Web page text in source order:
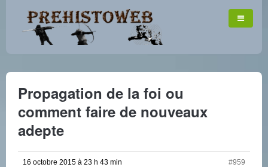
Propagation de la foi ou
comment faire de nouveaux
adepte
16 octobre 2015 à 23 h 43 min #959